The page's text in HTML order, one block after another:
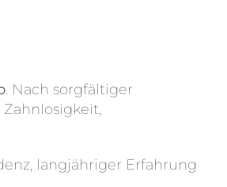
. Nach sorgfältiger
langjähriger Erfahrung